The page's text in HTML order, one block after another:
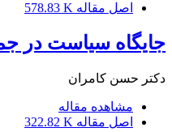
اصل مقاله 578.83 K
جایگاه سیاست در
دکتر حسن کامران
مشاهده مقاله
اصل مقاله 322.82 K